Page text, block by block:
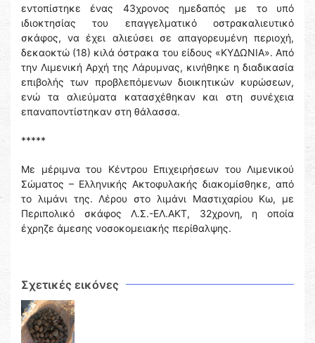
εντοπίστηκε ένας 43χρονος ημεδαπός με το υπό
ιδιοκτησίας του επαγγελματικό οστρακαλιευτικό
σκάφος, να έχει αλιεύσει σε απαγορευμένη περιοχή,
δεκαοκτώ (18) κιλά όστρακα του είδους «ΚΥΔΩΝΙΑ». Από
την Λιμενική Αρχή της Λάρυμνας, κινήθηκε η διαδικασία
επιβολής των προβλεπόμενων διοικητικών κυρώσεων,
ενώ τα αλιεύματα κατασχέθηκαν και στη συνέχεια
επαναποντίστηκαν στη θάλασσα.
*****
Με μέριμνα του Κέντρου Επιχειρήσεων του Λιμενικού
Σώματος – Ελληνικής Ακτοφυλακής διακομίσθηκε, από
το λιμάνι της. Λέρου στο λιμάνι Μαστιχαρίου Κω, με
Περιπολικό σκάφος Λ.Σ.-ΕΛ.ΑΚΤ, 32χρονη, η οποία
έχρηζε άμεσης νοσοκομειακής περίθαλψης.
Σχετικές εικόνες